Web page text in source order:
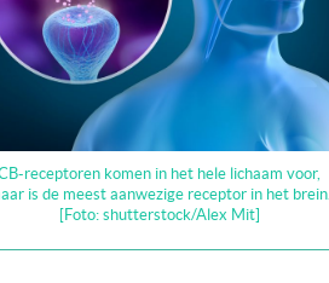
receptoren komen in het hele lichaam voor,
is de meest aanwezige receptor in het brein.
[Foto: shutterstock/Alex Mit]